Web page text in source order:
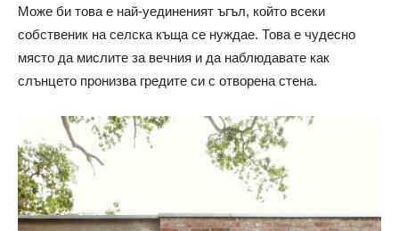
Може би това е най-уединеният ъгъл, който всеки
собственик на селска къща се нуждае. Това е чудесно
място да мислите за вечния и да наблюдавате как
слънцето пронизва гредите си с отворена стена.